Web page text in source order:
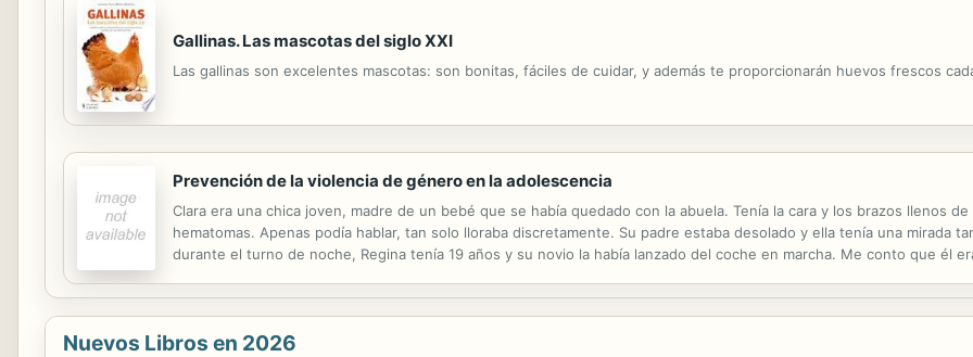
Gallinas. Las mascotas del siglo XXI
Las gallinas son excelentes mascotas: son bonitas, fáciles de cuidar, y además te proporcionarán huevos frescos
Prevención de la violencia de género en la adolescencia
Clara era una chica joven, madre de un bebé que se había quedado con la abuela. Tenía la cara y los brazos llenos
hematomas. Apenas podía hablar, tan solo lloraba discretamente. Su padre estaba desolado y ella tenía una mirada
durante el turno de noche, Regina tenía 19 años y su novio la había lanzado del coche en marcha. Me conto que él
Nuevos Libros en 2026